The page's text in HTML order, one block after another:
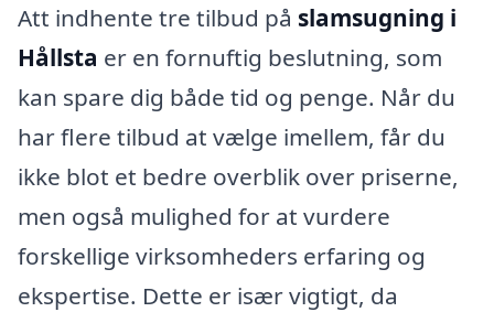
Att indhente tre tilbud på slamsugning i
Hållsta er en fornuftig beslutning, som
kan spare dig både tid og penge. Når du
har flere tilbud at vælge imellem, får du
ikke blot et bedre overblik over priserne,
men også mulighed for at vurdere
forskellige virksomheders erfaring og
ekspertise. Dette er især vigtigt, da